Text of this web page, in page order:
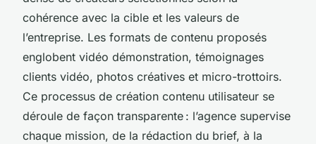
cohérence avec la cible et les valeurs de
l’entreprise. Les formats de contenu proposés
englobent vidéo démonstration, témoignages
clients vidéo, photos créatives et micro-trottoirs.
Ce processus de création contenu utilisateur se
déroule de façon transparente : l’agence supervise
chaque mission, de la rédaction du brief, à la